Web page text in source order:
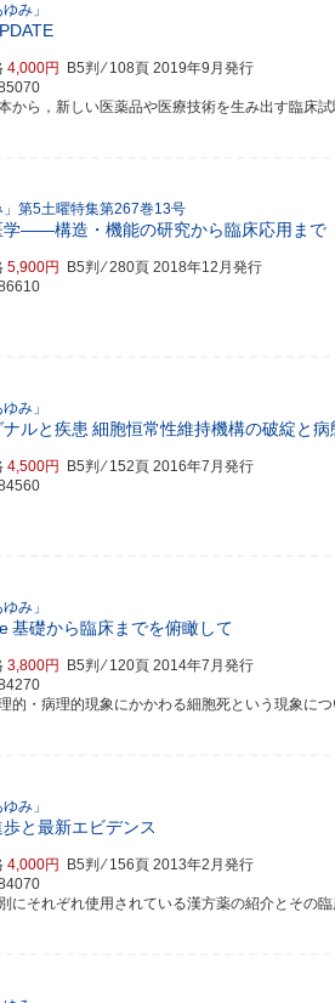
み」
4,000円 B5判 ⁄ 108頁 2019年9月発行
から，新しい医薬品や医療技術を生み出す臨床
」第5土曜特集第267巻13号
学――構造・機能の研究から臨床応用まで
5,900円 B5判 ⁄ 280頁 2018年12月発行
み」
ルと疾患 細胞恒常性維持機構の破綻と病
4,500円 B5判 ⁄ 152頁 2016年7月発行
み」
基礎から臨床までを俯瞰して
3,800円 B5判 ⁄ 120頁 2014年7月発行
的・病理的現象にかかわる細胞死という現象に
み」
と最新エビデンス
4,000円 B5判 ⁄ 156頁 2013年2月発行
にそれぞれ使用されている漢方薬の紹介とその